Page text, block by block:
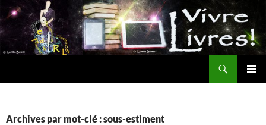
Aller
au
contenu
Archives par mot-clé : sous-estiment